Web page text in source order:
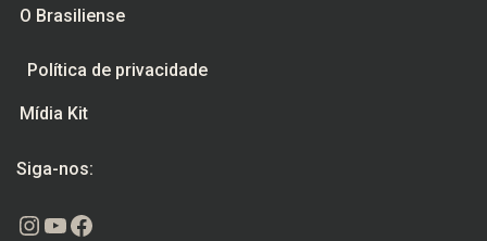
O Brasiliense
Política de privacidade
Mídia Kit
Siga-nos:
Instagram
Youtube
Facebook